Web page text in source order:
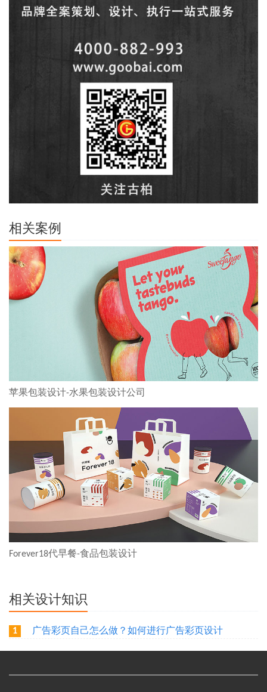
相关案例
苹果包装设计-水果包装设计公司
Forever18代早餐-食品包装设计
相关设计知识
1 广告彩页自己怎么做？如何进行广告彩页设计